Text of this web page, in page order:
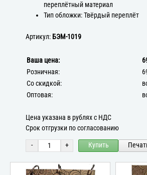
переплётный материал
Тип обложки: Твёрдый переплёт
Артикул: БЭМ-1019
Ваша цена:
Розничная:
Со скидкой:
Оптовая:
Цена указана в рублях с НДС
Срок отгрузки по согласованию
- + Купить